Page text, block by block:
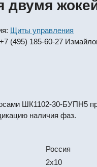
двумя
Щиты управления
+7 (495) 185-60-27
ШК1102-30-БУПН5
наличия фаз.
Россия
2х10